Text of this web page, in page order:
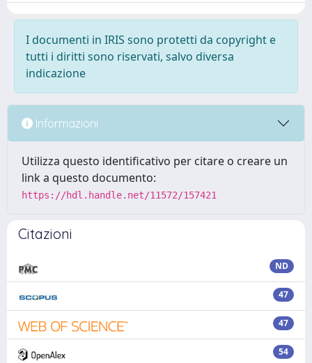
I documenti in IRIS sono protetti da copyright e
tutti i diritti sono riservati, salvo diversa
indicazione
Informazioni
Utilizza questo identificativo per citare o creare un
link a questo documento:
https://hdl.handle.net/11572/157421
Citazioni
ND
47
47
54